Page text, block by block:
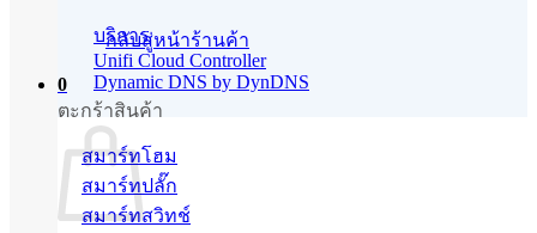
กลับสู่หน้าร้านค้า
0
ตะกร้าสินค้า
บริการ
Unifi Cloud Controller
Dynamic DNS by DynDNS
สมาร์ทโฮม
สมาร์ทปลั๊ก
สมาร์ทสวิทช์